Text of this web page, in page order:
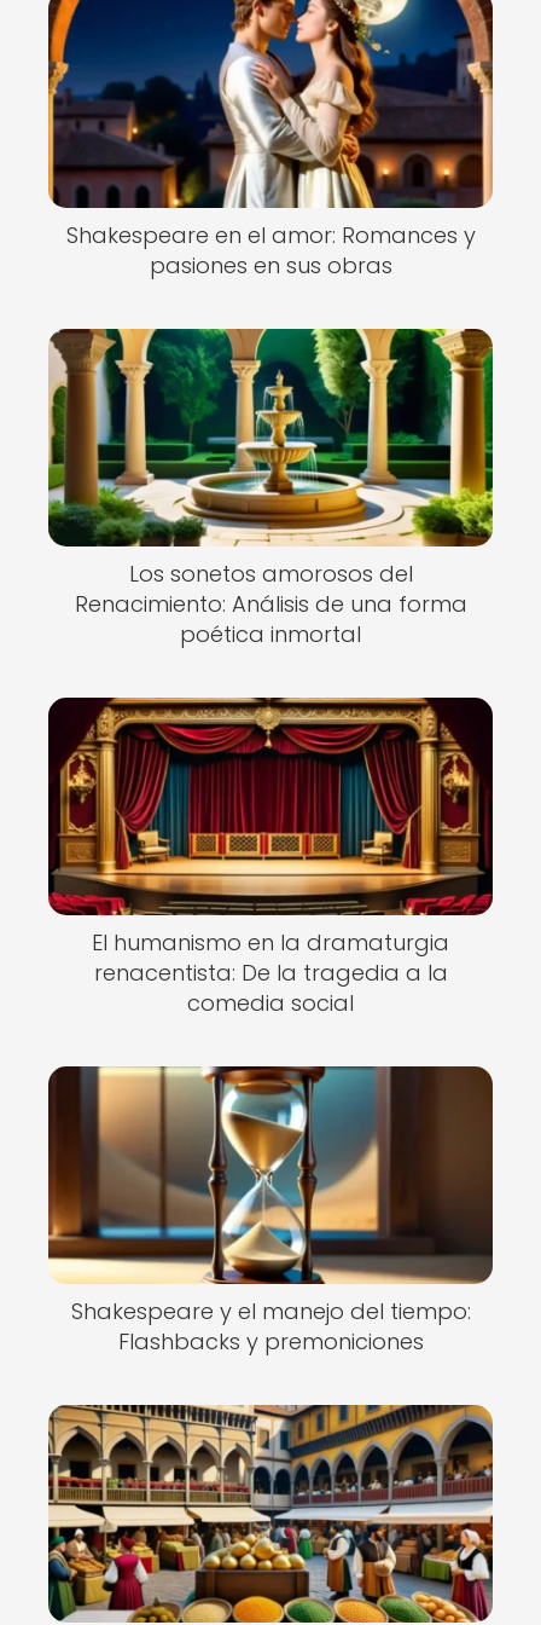
Shakespeare en el amor: Romances y
pasiones en sus obras
Los sonetos amorosos del
Renacimiento: Análisis de una forma
poética inmortal
El humanismo en la dramaturgia
renacentista: De la tragedia a la
comedia social
Shakespeare y el manejo del tiempo:
Flashbacks y premoniciones